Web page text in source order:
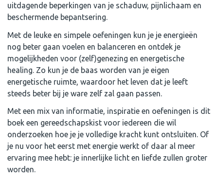
uitdagende beperkingen van je schaduw, pijnlichaam en
beschermende bepantsering.
Met de leuke en simpele oefeningen kun je je energieën
nog beter gaan voelen en balanceren en ontdek je
mogelijkheden voor (zelf)genezing en energetische
healing. Zo kun je de baas worden van je eigen
energetische ruimte, waardoor het leven dat je leeft
steeds beter bij je ware zelf zal gaan passen.
Met een mix van informatie, inspiratie en oefeningen is dit
boek een gereedschapskist voor iedereen die wil
onderzoeken hoe je je volledige kracht kunt ontsluiten. Of
je nu voor het eerst met energie werkt of daar al meer
ervaring mee hebt: je innerlijke licht en liefde zullen groter
worden.